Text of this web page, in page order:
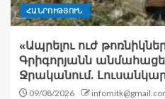
ՀԱՆՐՈՒԹՅՈՒՆ
«Ապրելու ուժ
Գրիգորյանն
Ջրականում.
09/08/2026